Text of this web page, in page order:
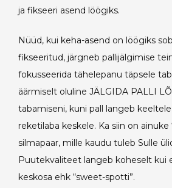
ja fikseeri asend löögiks.
Nüüd, kui keha-asend on löögiks
fikseeritud, järgneb pallijälgimise
fokusseerida tähelepanu täpsele
äärmiselt oluline JÄLGIDA PALLI
tabamiseni, kuni pall langeb
reketilaba keskele. Ka siin on ainuke
silmapaar, mille kaudu tuleb Sulle
Puutekvaliteet langeb koheselt kui
keskosa ehk “sweet-spotti”.